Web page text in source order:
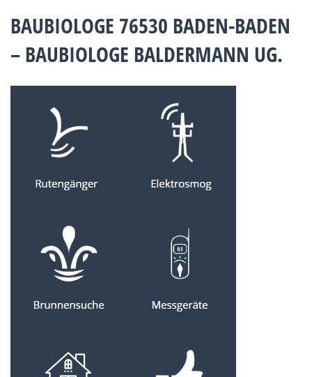
BAUBIOLOGE 76530 BADEN-BADEN
– BAUBIOLOGE BALDERMANN UG.